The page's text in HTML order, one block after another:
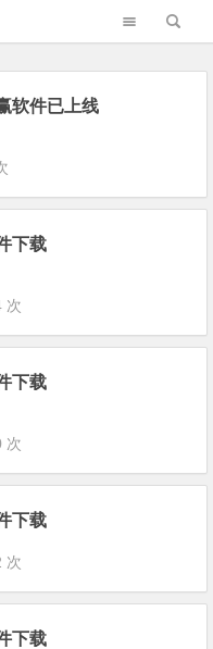
软件已上线
下载
次
下载
次
下载
次
下载